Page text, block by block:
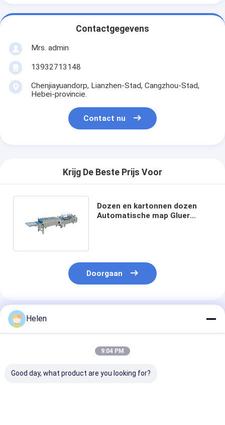
Contactgegevens
Mrs. admin
13932713148
Chenjiayuandorp, Lianzhen-Stad, Cangzhou-Stad,
Hebei-provincie.
Contact nu
Krijg De Beste Prijs Voor
Dozen en kartonnen dozen
Automatische map Gluer
Doorgaan
Geadviseerde Producten
Helen
9:04 PM
Good day, what product are you looking for?